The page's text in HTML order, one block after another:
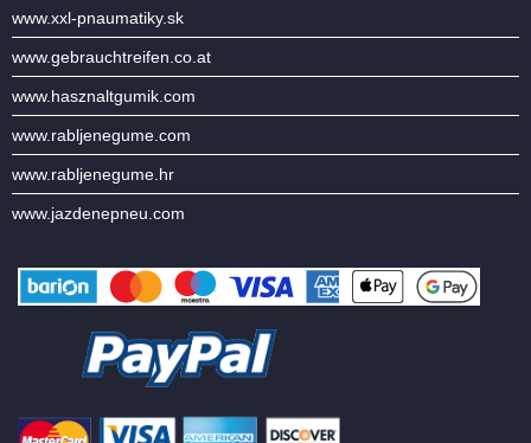
www.xxl-pnaumatiky.sk
www.gebrauchtreifen.co.at
www.hasznaltgumik.com
www.rabljenegume.com
www.rabljenegume.hr
www.jazdenepneu.com